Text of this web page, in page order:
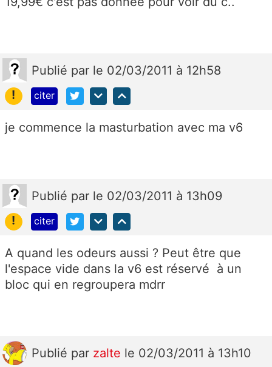
Publié par le 02/03/2011 à 12h58
!
citer
je commence la masturbation avec ma v6
Publié par le 02/03/2011 à 13h09
!
citer
A quand les odeurs aussi ? Peut être que
l'espace vide dans la v6 est réservé à un
bloc qui en regroupera mdrr
Publié par zalte le 02/03/2011 à 13h10